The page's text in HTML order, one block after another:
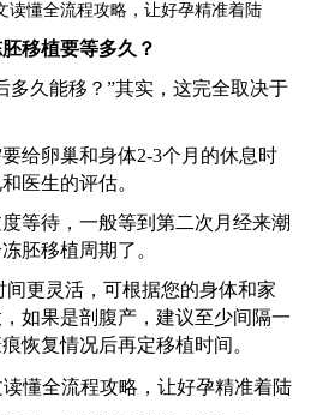
移植要等多久？
多久能移？”其实，这完全取决于
给卵巢和身体2-3个月的休息时
医生的评估。
等待，一般等到第二次月经来潮
胚移植周期了。
间更灵活，可根据您的身体和家
如果是剖腹产，建议至少间隔一
恢复情况后再定移植时间。